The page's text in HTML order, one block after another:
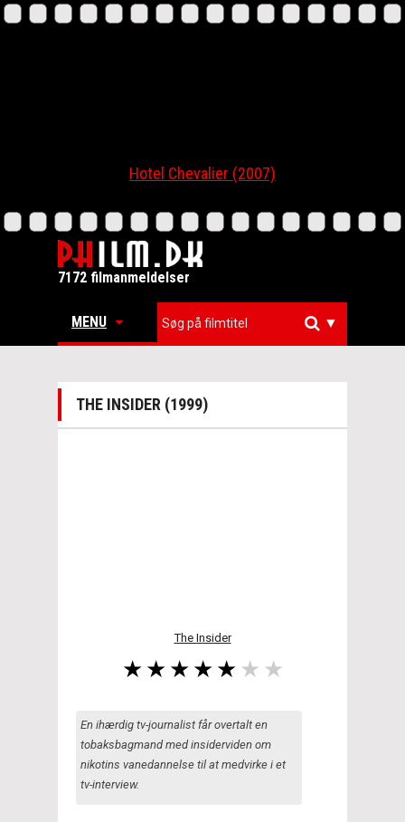
Hotel Chevalier (2007)
7172 filmanmeldelser
MENU ▼
THE INSIDER (1999)
The Insider
En ihærdig tv-journalist får overtalt en
tobaksbagmand med insiderviden om
nikotins vanedannelse til at medvirke i et
tv-interview.